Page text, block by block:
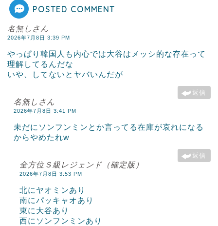
POSTED COMMENT
名無しさん
2026年7月8日 3:39 PM
やっぱり韓国人も内心では大谷はメッシ的な存在って
理解してるんだな
いや、してないとヤバいんだが
返信
名無しさん
2026年7月8日 3:41 PM
未だにソンフンミンとか言ってる在庫が哀れになる
からやめたれw
返信
全方位Ｓ級レジェンド（確定版）
2026年7月8日 3:53 PM
北にヤオミンあり
南にパッキャオあり
東に大谷あり
西にソンフンミンあり